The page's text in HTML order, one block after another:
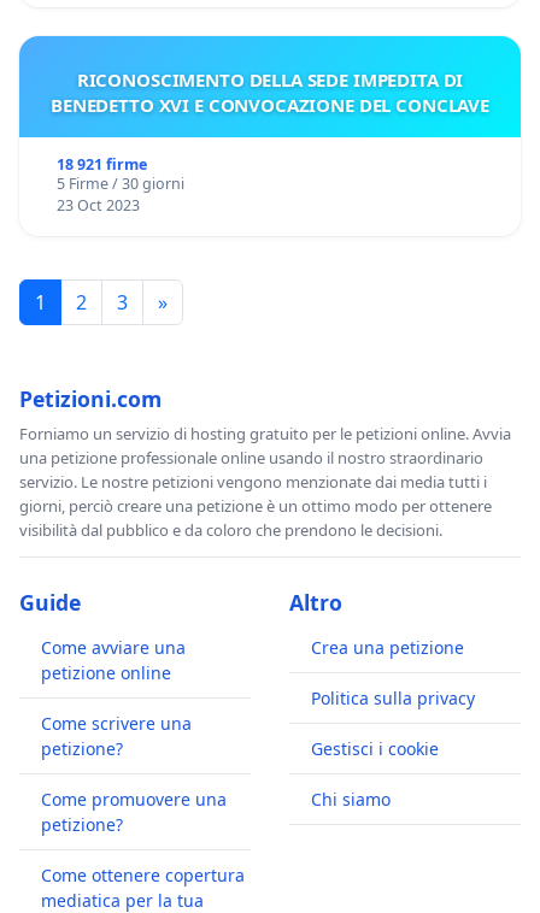
RICONOSCIMENTO DELLA SEDE IMPEDITA DI
BENEDETTO XVI E CONVOCAZIONE DEL CONCLAVE
18 921 firme
5 Firme / 30 giorni
23 Oct 2023
1 2 3 »
Petizioni.com
Forniamo un servizio di hosting gratuito per le petizioni online. Avvia
una petizione professionale online usando il nostro straordinario
servizio. Le nostre petizioni vengono menzionate dai media tutti i
giorni, perciò creare una petizione è un ottimo modo per ottenere
visibilità dal pubblico e da coloro che prendono le decisioni.
Guide
Come avviare una
petizione online
Come scrivere una
petizione?
Come promuovere una
petizione?
Come ottenere copertura
mediatica per la tua
Altro
Crea una petizione
Politica sulla privacy
Gestisci i cookie
Chi siamo